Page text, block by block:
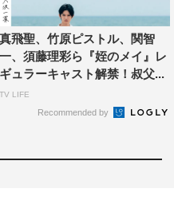
演となる。
賞したドラマ『直ちゃん
けた青野華生子プロデュー
島” がリンクした、笑えて
は、映画「スクロール」
真飛聖、竹原ピストル、関智
一、須藤理彩ら『姪のメイ』レ
ギュラーキャスト解禁！叔父...
TV LIFE
Recommended by